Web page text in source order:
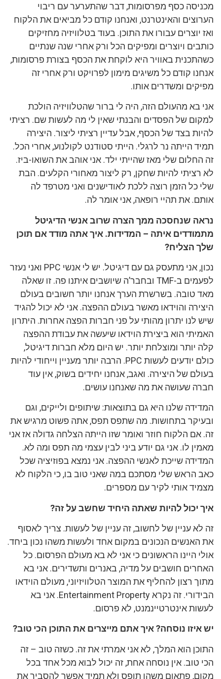
מכניסה כסף מפרסומות, דבר שהתערער עם ריבוי
הערוצים והאינטרנט, ואנחנו קודם כל מביאים את הלקוח
ואז יוצרים עבורו את התוכן. בעוד בטלוויזיה מחזיקים
כותבים ויוצרים ומפיקים הכל ורק אחרי שנה שנתיים
כשהתכנית באוויר היא לוקחת את הכסף בצורת פרסומות,
אנחנו קודם כל משיגים מימון לפרויקט ורק אחרי זה
מפיקים ומשדרים אותו.
אני בא מהעולם הזה, היה לי ברור שהטלוויזיה הולכת
למקום של הפסדים והבנתי שאין לי מה לעשות שם. רציתי
להיות בצד של הכסף, אבל עדיין רציתי ליצור. היצירה
תמיד הייתה נר לרגלי. הייתי סטודנט לקולנוע, אחרי הכל.
זה החלום שלי מאז שהייתי ילד. אני אוהב את השואו-ביז.
לא רציתי להיות שחקן, רק ליצור מאחורי הקלעים. הבת
שלי כל הזמן רוצה ללכת לאודישנים ואני מטרפד לה
אותם. את תהיי רופאה, אני אומר לה.
נראה שנחסכה ממך הצרה שרוב אנשי הדיגיטל
מתמודדים איתה – המדידות. איך אתה מודד אם תוכן
שלך הצליח?
נכון, אני מתעסק גם עם דיגיטל. יש לי אנשי PPC ואני נעזר
לפעמים ב-TMF ובחבר’ה שיושבים איתנו פה. זו שאלה
מאד טובה. בשרשרת הערך אנחנו יותר חשובים בעולם
היצירה והוידאו מאשר בעולם ההפצה. אני לא יכול להגיד
שיש לנו יתרון מהותי על פני חברות הפצה אחרות. היתרון
האמיתי הוא ביצירת הוידאו שיעשה את עבודת ההפצה
קלה יותר ומוצלחת יותר. יש היום מלא חברות דיגיטל,
כולם יודעים לעשות PPC. הרבה יותר מעניין וייחודי להיות
בעולם של היצירה. ואגב, אנחנו יחידים בשוק, אין עוד
חברה שעושה את מה שאנחנו עושים.
המדידה שלנו היא גם בתוצאות: שיתופים ולייקים, וגם
ובעיקר בתחושות. מה שתפס תפס, אתה פשוט מרגיש את
זה. אם הלקוח חוזר ואומר שזו הייתה הצלחה גדולה אז אני
מאמין לו. אני גם יודע ביני לבין עצמי מה תפס ומה לא.
המדידה שייכת לאנשי ההפצה. אני נמצא בפוזיציה שכל
כאב הראש שלי מסתכם במה שאני טוב בו, כי הלקוח לא
מצמיד אותי לקיר עם מספרים.
איך יכול להיות שאתה היחיד שחשב על זה?
זה לא עניין של לחשוב, זה עניין של לעשות. צריך לאסוף
את האנשים הנכונים במקום אחד ולעשות משהו נכון ביחד.
אולי היינו הראשונים כי אני לא בא מעולם הפרסום. כל
האחרים חושבים על מדיה, באנרים ותשדירים. אני בא
מתוך רצון להחליף את המוצר הטלוויזיוני, מעולם הוידאו
הבידורי. זה נקרא Entertainment Property. אני בא
לעשות אינטרטיינמנט, לא פרסום.
יש איזו נוסחה? איך אתם מייצרים את התוכן הכי טוב?
התוכן הוא המלך, לא אני אמרתי את זה. כשזה טוב – זה
הכי טוב. אין נוסחה אחת, זה יכול לבוא מכל אחד בכל
מקום, פתאום משהו תופס ולא תמיד אפשר להסביר את